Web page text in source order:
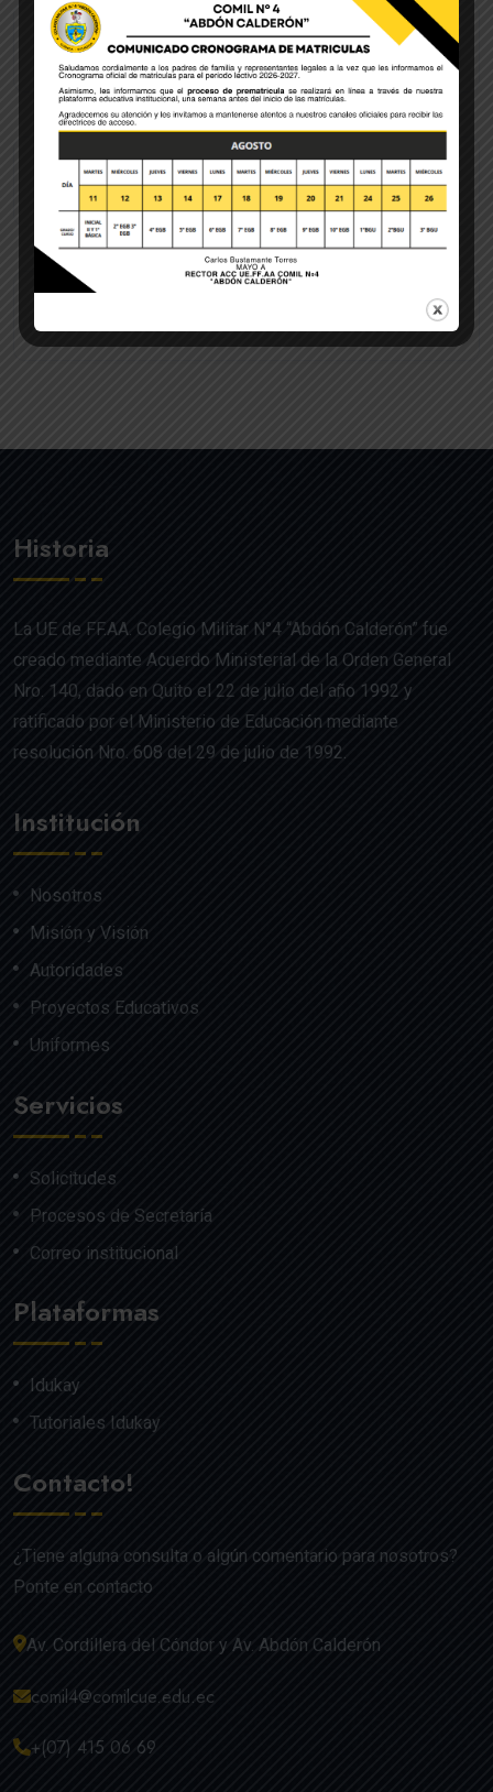
Historia
La UE de FF.AA. Colegio Militar N°4 “Abdón Calderón” fue
creado mediante Acuerdo Ministerial de la Orden General
Nro. 140, dado en Quito el 22 de julio del año 1992 y
ratificado por el Ministerio de Educación mediante
resolución Nro. 608 del 29 de julio de 1992.
Institución
Nosotros
Misión y Visión
Autoridades
Proyectos Educativos
Uniformes
Servicios
Solicitudes
Procesos de Secretaría
Correo institucional
Plataformas
Idukay
Tutoriales Idukay
Contacto!
¿Tiene alguna consulta o algún comentario para nosotros?
Ponte en contacto
Av. Cordillera del Cóndor y Av. Abdón Calderón
comil4@comilcue.edu.ec
+(07) 415 06 69